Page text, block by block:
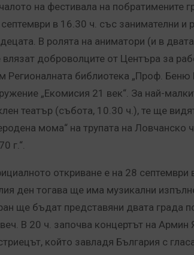
на фестивала на побратимените
в 16.30 ч. със занимателни и
В ролята на аниматори (и в
доброволците от Центъра за
Регионалната библиотека „Проф.
„Екомисия 21 век“. За най-
театър (събота, 10.30 ч.), те ще
мома“ на трупата на Ловчанско
г.“.
откриване е на 28 септември
ден тогава ще има музикални
ще бъдат представяни двата града
В 20 ч. започва концертът на
който завладя България с